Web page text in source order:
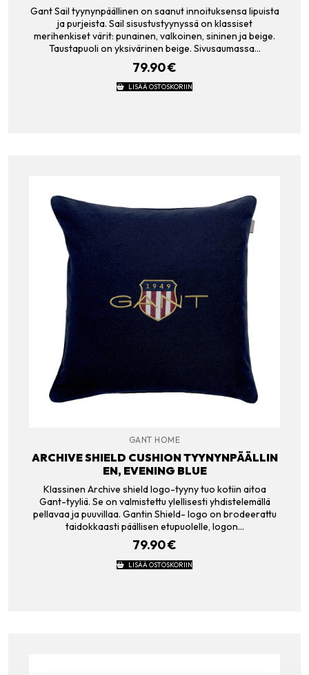
Gant Sail tyynynpäällinen on saanut innoituksensa lipuista
ja purjeista. Sail sisustustyynyssä on klassiset
merihenkiset värit: punainen, valkoinen, sininen ja beige.
Taustapuoli on yksivärinen beige. Sivusaumassa…
79.90€
LISÄÄ OSTOSKORIIN
GANT HOME
ARCHIVE SHIELD CUSHION TYYNYNPÄÄLLIN
EN, EVENING BLUE
Klassinen Archive shield logo-tyyny tuo kotiin aitoa
Gant-tyyliä. Se on valmistettu ylellisesti yhdistelemällä
pellavaa ja puuvillaa. Gantin Shield- logo on brodeerattu
taidokkaasti päällisen etupuolelle, logon…
79.90€
LISÄÄ OSTOSKORIIN